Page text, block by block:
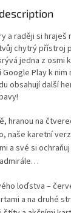
a raději si
chytrý přístroj
jedna z osmi
Play k
obsahují další
hranou na
naše karetní
a své si
loďstva –
a na druhé